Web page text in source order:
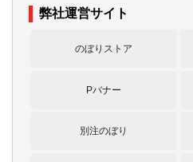
弊社運営サイト
のぼりストア
Pバナー
別注のぼり